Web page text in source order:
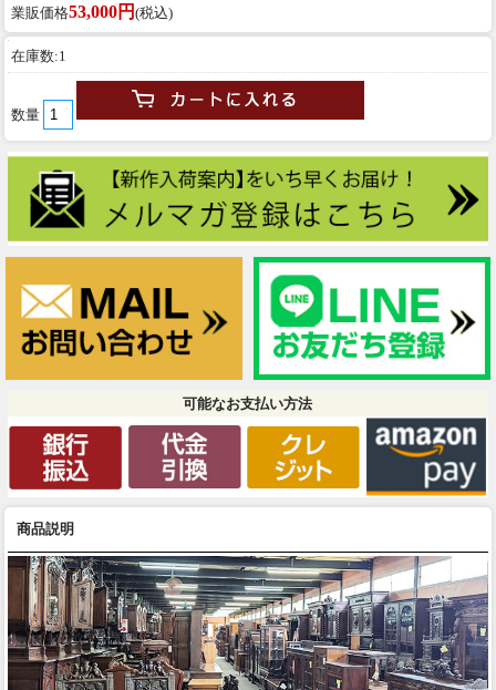
業販価格53,000円 (税込)
在庫数:1
数量
可能なお支払い方法
商品説明